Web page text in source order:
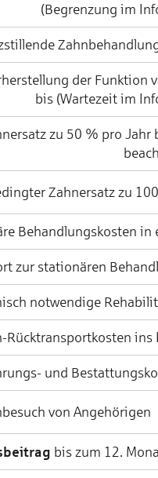
(Begrenzung im
der Funktion
bis (Wartezeit im
zu 50 % pro
Zahnersatz zu
Behandlungskosten
zur stationären
notwendige
Rücktransportkosten ins
und
von Angehörigen
bis zum 12.